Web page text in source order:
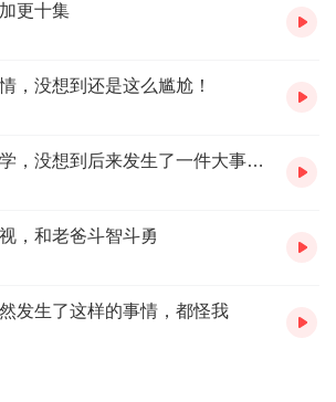
更十集
，没想到还是这么尴尬！
小时候装病不想上学，没想到后来发生了一件大事，让我在全校出了名
，和老爸斗智斗勇
发生了这样的事情，都怪我